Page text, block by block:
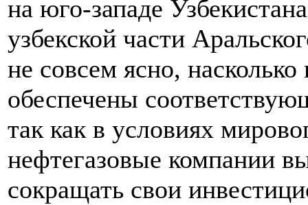
на юго-западе
узбекской части
не совсем ясно,
обеспечены
так как в условиях
нефтегазовые компании
сокращать свои